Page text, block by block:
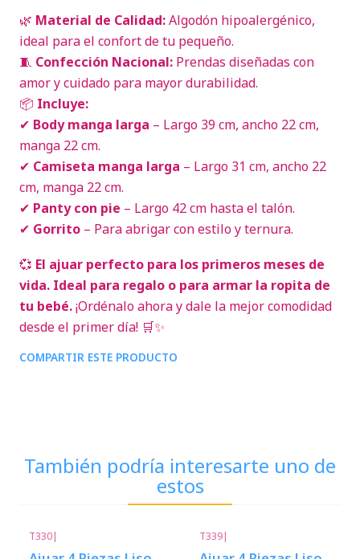
🌿 Material de Calidad:Algodón hipoalergénico,
ideal para el confort de tu pequeño.
🧵 Confección Nacional: Prendas diseñadas con
amor y cuidado para mayor durabilidad.
📦 Incluye:
✔ Body manga larga – Largo 39 cm, ancho 22 cm,
manga 22 cm.
✔ Camiseta manga larga – Largo 31 cm, ancho 22
cm, manga 22 cm.
✔ Panty con pie – Largo 42 cm hasta el talón.
✔ Gorrito – Para abrigar con estilo y ternura.
💞 El ajuar perfecto para los primeros meses de
vida. Ideal para regalo o para armar la ropita de
tu bebé.¡Ordénalo ahora y dale la mejor comodidad
desde el primer día! 🛒✨
COMPARTIR ESTE PRODUCTO
También podría interesarte uno de
estos
T330| T339|